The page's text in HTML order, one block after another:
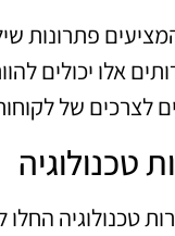
פתרונות
אלו יכולים
לצרכים של
טכנולוגיה
טכנולוגיה